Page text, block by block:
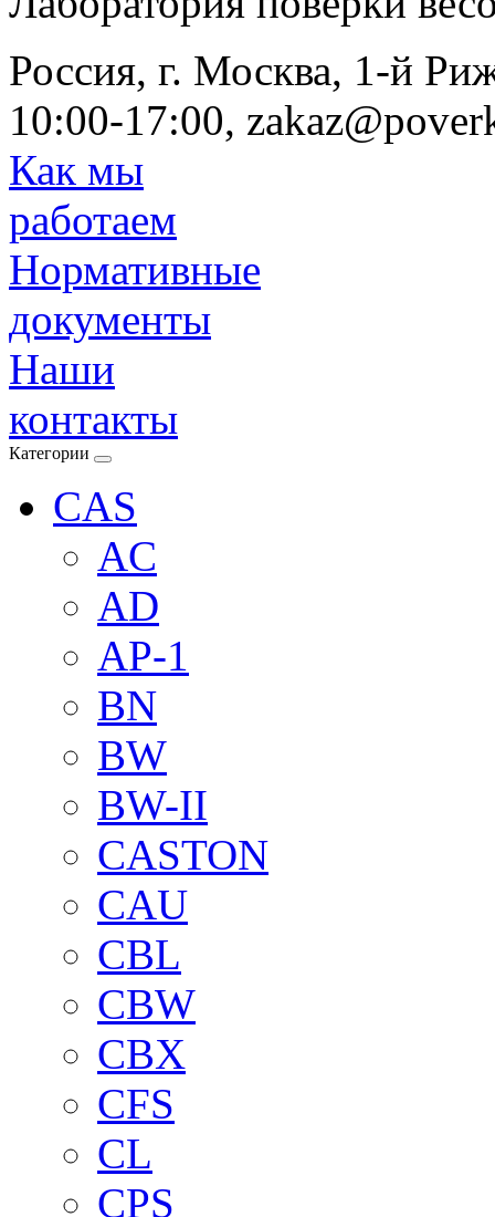
Россия, г. Москва, 1-й
10:00-17:00,
Как мы
работаем
Нормативные
документы
Наши
контакты
Категории
CAS
AC
AD
AP-1
BN
BW
BW-II
CASTON
CAU
CBL
CBW
CBX
CFS
CL
CPS